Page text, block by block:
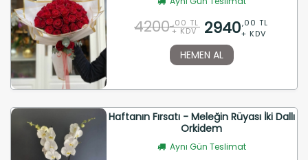
4200 ,00 TL
+ KDV 2940,00 TL
+ KDV
HEMEN AL
Haftanın Fırsatı - Meleğin Rüyası İki Dallı
Orkidem
Aynı Gün Teslimat